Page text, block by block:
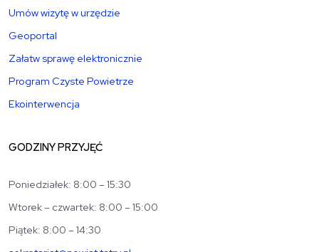
Umów wizytę w urzędzie
Geoportal
Załatw sprawę elektronicznie
Program Czyste Powietrze
Ekointerwencja
GODZINY PRZYJĘĆ
Poniedziałek: 8:00 – 15:30
Wtorek – czwartek: 8:00 – 15:00
Piątek: 8:00 – 14:30